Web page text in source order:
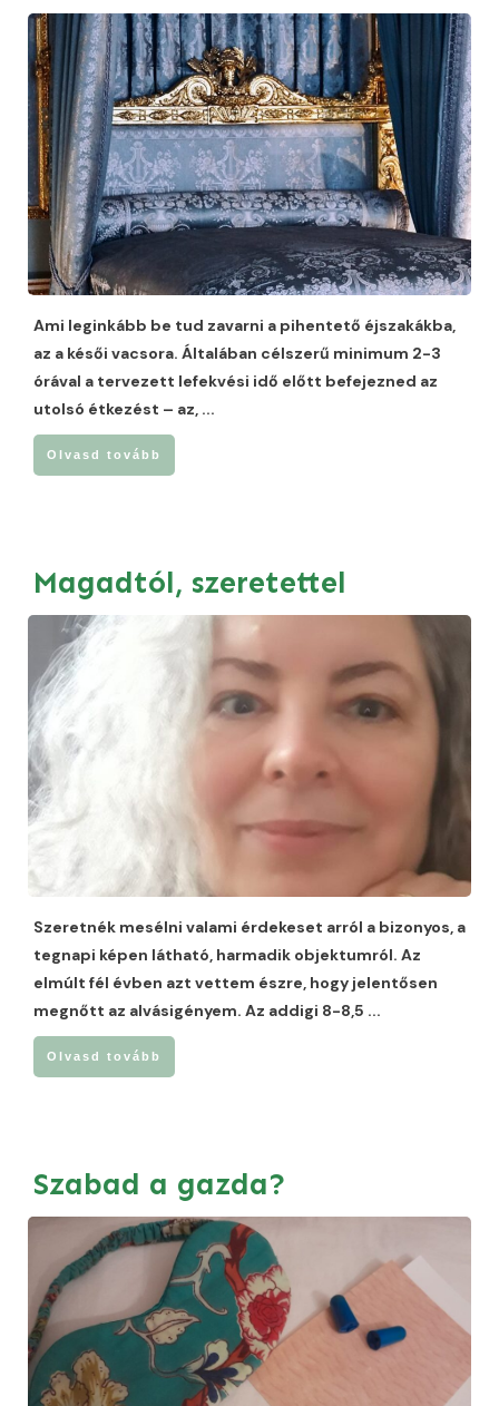
Ami leginkább be tud zavarni a pihentető éjszakákba,
az a késői vacsora. Általában célszerű minimum 2-3
órával a tervezett lefekvési idő előtt befejezned az
utolsó étkezést – az, ...
Olvasd tovább
Magadtól, szeretettel
Szeretnék mesélni valami érdekeset arról a bizonyos, a
tegnapi képen látható, harmadik objektumról. Az
elmúlt fél évben azt vettem észre, hogy jelentősen
megnőtt az alvásigényem. Az addigi 8-8,5 ...
Olvasd tovább
Szabad a gazda?